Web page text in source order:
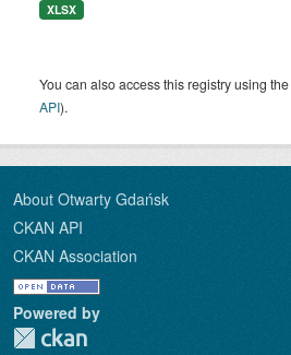
XLSX
You can also access this registry using the
API).
About Otwarty Gdańsk
CKAN API
CKAN Association
Powered by